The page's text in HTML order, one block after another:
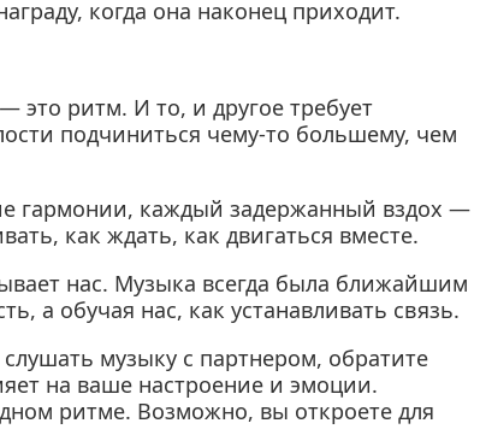
когда она наконец приходит.
это ритм. И то, и другое требует
подчиниться чему-то большему, чем
гармонии, каждый задержанный вздох —
как ждать, как двигаться вместе.
нас. Музыка всегда была ближайшим
а обучая нас, как устанавливать связь.
музыку с партнером, обратите
на ваше настроение и эмоции.
ритме. Возможно, вы откроете для